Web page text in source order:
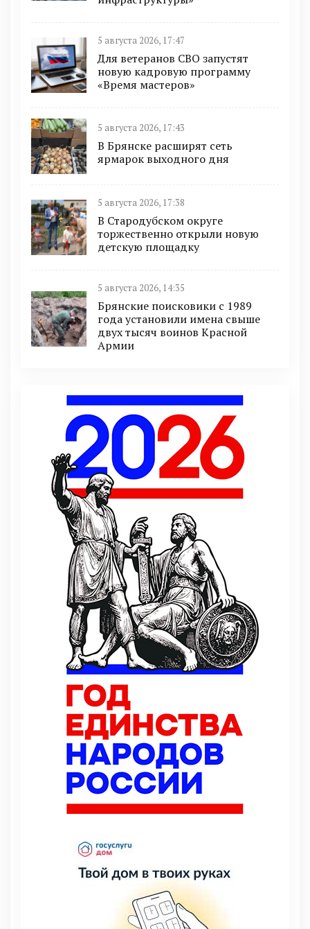
5 августа 2026, 17:47
Для ветеранов СВО запустят
новую кадровую программу
«Время мастеров»
5 августа 2026, 17:43
В Брянске расширят сеть
ярмарок выходного дня
5 августа 2026, 17:38
В Стародубском округе
торжественно открыли новую
детскую площадку
5 августа 2026, 14:35
Брянские поисковики с 1989
года установили имена свыше
двух тысяч воинов Красной
Армии